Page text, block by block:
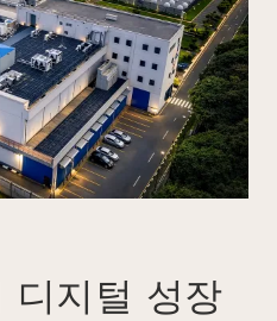
디지털 성장